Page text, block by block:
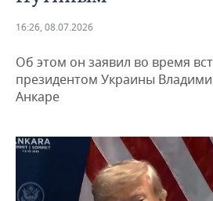
ДЕКЛАРАЦИИ О ДОХОДАХ
КОРОЛИ ГОСЗАКАЗА ПФО
КОМУ ПРИНАДЛЕЖАТ
ТОРГОВЫЕ ЦЕНТРЫ
ТАТАРСТАНА
НОВОСТИ ЭКОНОМИКИ
ФИНАНСЫ
ПРОМЫШЛЕННОСТЬ
НОВОСТИ
ПРОМЫШЛЕННОСТИ
АГРОПРОМ
МАШИНОСТРОЕНИЕ
НЕДВИЖИМОСТЬ
НОВОСТИ АВТО
16:26, 08.07.2026
Об этом он заявил во время
президентом Украины
Анкаре